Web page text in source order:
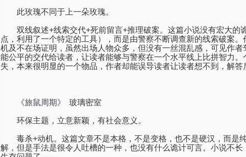
此玫瑰不同于上一朵玫瑰。
双线叙述+线索交代+死前留言+推理破案。这篇小说没有宏大的
点，利用了一个特定的工具），而是由警察不断调查新的线索破案
机及不在场证明，虽然出场人物众多，但没有一丝混乱感，可见作
能公平的交代给读者，让读者能够与警察在一个水平线上比拼智力
失，本来很明显的一个物品，作者却能误导读者让读者想不到，解答
《旅鼠周期》 玻璃密室
环保主题，立意新颖，有社会意义。
毒杀+动机。这篇文章不是本格，不是变格，也不是硬汉，而是
解，但是手法是很令人吐槽的一种，也没有什么诡计可言。小说不